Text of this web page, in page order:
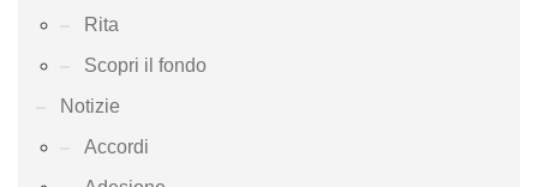
Rita
Scopri il fondo
Notizie
Accordi